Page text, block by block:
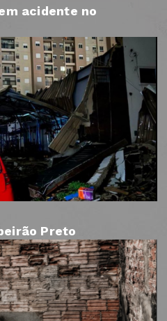
acidente no
Preto